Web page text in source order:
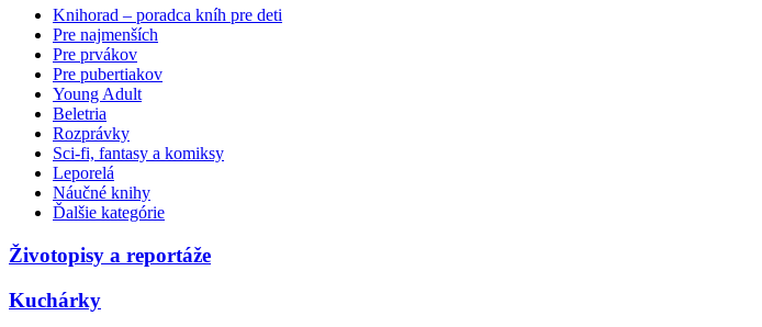
Knihorad – poradca kníh pre deti
Pre najmenších
Pre prvákov
Pre pubertiakov
Young Adult
Beletria
Rozprávky
Sci-fi, fantasy a komiksy
Leporelá
Náučné knihy
Ďalšie kategórie
Životopisy a reportáže
Kuchárky